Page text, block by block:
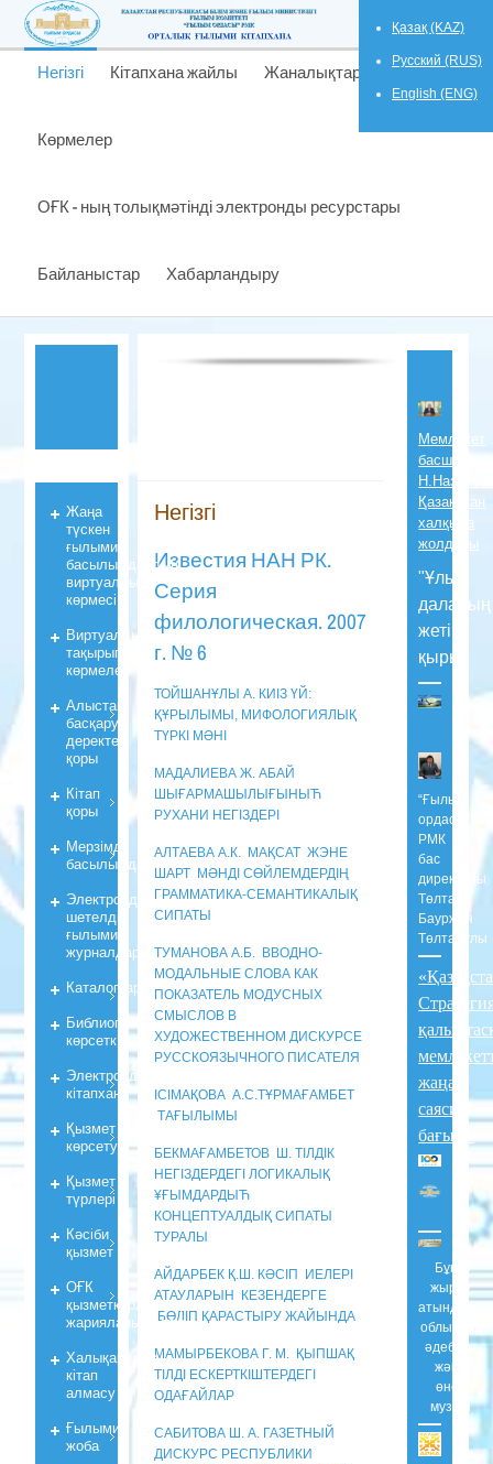
Қазақ (KAZ)
Русский (RUS)
English (ENG)
Негізгі Кітапхана жайлы Жаналықтар
Көрмелер
ОҒК - ның толықмәтінді электронды ресурстары
Байланыстар Хабарландыру
Негізгі
Известия НАН РК.
Серия
филологическая. 2007
г. № 6
ТОЙШАНҰЛЫ А. КИІЗ ҮЙ:
ҚҰРЫЛЫМЫ, МИФОЛОГИЯЛЫҚ
ТҮРКІ МӘНІ
МАДАЛИЕВА Ж. АБАЙ
ШЫҒАРМАШЫЛЫҒЫНЫЋ
РУХАНИ НЕГІЗДЕРІ
АЛТАЕВА А.К. МАҚСАТ ЖЭНЕ
ШАРТ МӘНДІ СӨЙЛЕМДЕРДІҢ
ГРАММАТИКА-СЕМАНТИКАЛЫҚ
СИПАТЫ
ТУМАНОВА А.Б. ВВОДНО-
МОДАЛЬНЫЕ СЛОВА КАК
ПОКАЗАТЕЛЬ МОДУСНЫХ
СМЫСЛОВ В
ХУДОЖЕСТВЕННОМ ДИСКУРСЕ
РУССКОЯЗЫЧНОГО ПИСАТЕЛЯ
ІСІМАҚОВА А.С.ТҰРМАҒАМБЕТ
ТАҒЫЛЫМЫ
БЕКМАҒАМБЕТОВ Ш. ТІЛДІК
НЕГІЗДЕРДЕГІ ЛОГИКАЛЫҚ
¥ҒЫМДАРДЫЋ
КОНЦЕПТУАЛДЫҚ СИПАТЫ
ТУРАЛЫ
АЙДАРБЕК Қ.Ш. КӘСІП ИЕЛЕРІ
АТАУЛАРЫН КЕЗЕНДЕРГЕ
БӨЛІП ҚАРАСТЫРУ ЖАЙЫНДА
МАМЫРБЕКОВА Г. М. ҚЫПШАҚ
ТІЛДІ ЕСКЕРТКІШТЕРДЕГІ
ОДАҒАЙЛАР
САБИТОВА Ш. А. ГАЗЕТНЫЙ
ДИСКУРС РЕСПУБЛИКИ
Мемлекет
басшысы
Қазақстан
халқына
жолдауы
"Ұлы
даланың
жеті
қыры"
“Ғылым
ордасы”
РМК
бас
директоры
Төлтаев
Бауржан
Төлтайұлы
жаңа
саяси
бағыты
Бұқар
жырау
атындағы
облыстық
әдебиет
және
өнер
музейі
Жаңа
түскен
ғылыми
басылымдардың
виртуалды
көрмесі
Виртуалды
тақырыпты
көрмелер
Алыстан
басқару
деректер
қоры
Кiтап
қоры
Мерзiмдi
басылымдар
Электрондық
шетелдік
ғылыми
журналдары
Каталогтар
Библиографиялық
көрсеткiштер
Электрондық
кiтапхана
Қызмет
көрсету
Қызмет
түрлері
Кәсіби
қызмет
ОҒК
қызметкерлерiнiң
жарияланымдары
Халықаралық
кітап
алмасу
Ғылыми
жоба